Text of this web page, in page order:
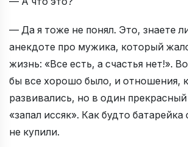
— Да я тоже не понял. Это, знаете
анекдоте про мужика, который
жизнь: «Все есть, а счастья нет!».
бы все хорошо было, и отношения,
развивались, но в один
«запал иссяк». Как будто
не купили.